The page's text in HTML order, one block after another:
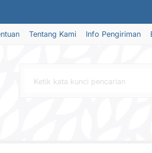
Tentang Kami Info Pengiriman